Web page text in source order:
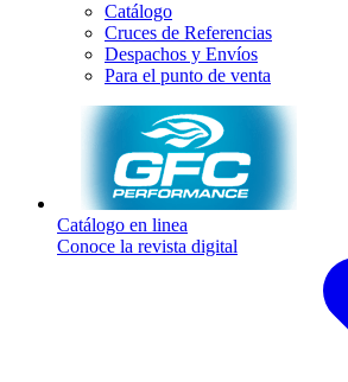
Catálogo
Cruces de Referencias
Despachos y Envíos
Para el punto de venta
Catálogo en linea
Conoce la revista digital